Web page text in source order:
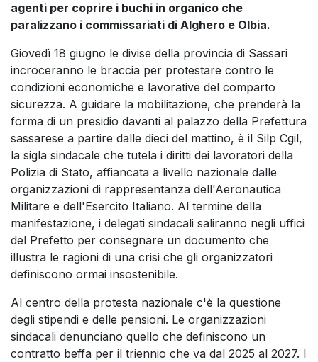
agenti per coprire i buchi in organico che
paralizzano i commissariati di Alghero e Olbia.
Giovedì 18 giugno le divise della provincia di Sassari
incroceranno le braccia per protestare contro le
condizioni economiche e lavorative del comparto
sicurezza. A guidare la mobilitazione, che prenderà la
forma di un presidio davanti al palazzo della Prefettura
sassarese a partire dalle dieci del mattino, è il Silp Cgil,
la sigla sindacale che tutela i diritti dei lavoratori della
Polizia di Stato, affiancata a livello nazionale dalle
organizzazioni di rappresentanza dell'Aeronautica
Militare e dell'Esercito Italiano. Al termine della
manifestazione, i delegati sindacali saliranno negli uffici
del Prefetto per consegnare un documento che
illustra le ragioni di una crisi che gli organizzatori
definiscono ormai insostenibile.
Al centro della protesta nazionale c'è la questione
degli stipendi e delle pensioni. Le organizzazioni
sindacali denunciano quello che definiscono un
contratto beffa per il triennio che va dal 2025 al 2027. I